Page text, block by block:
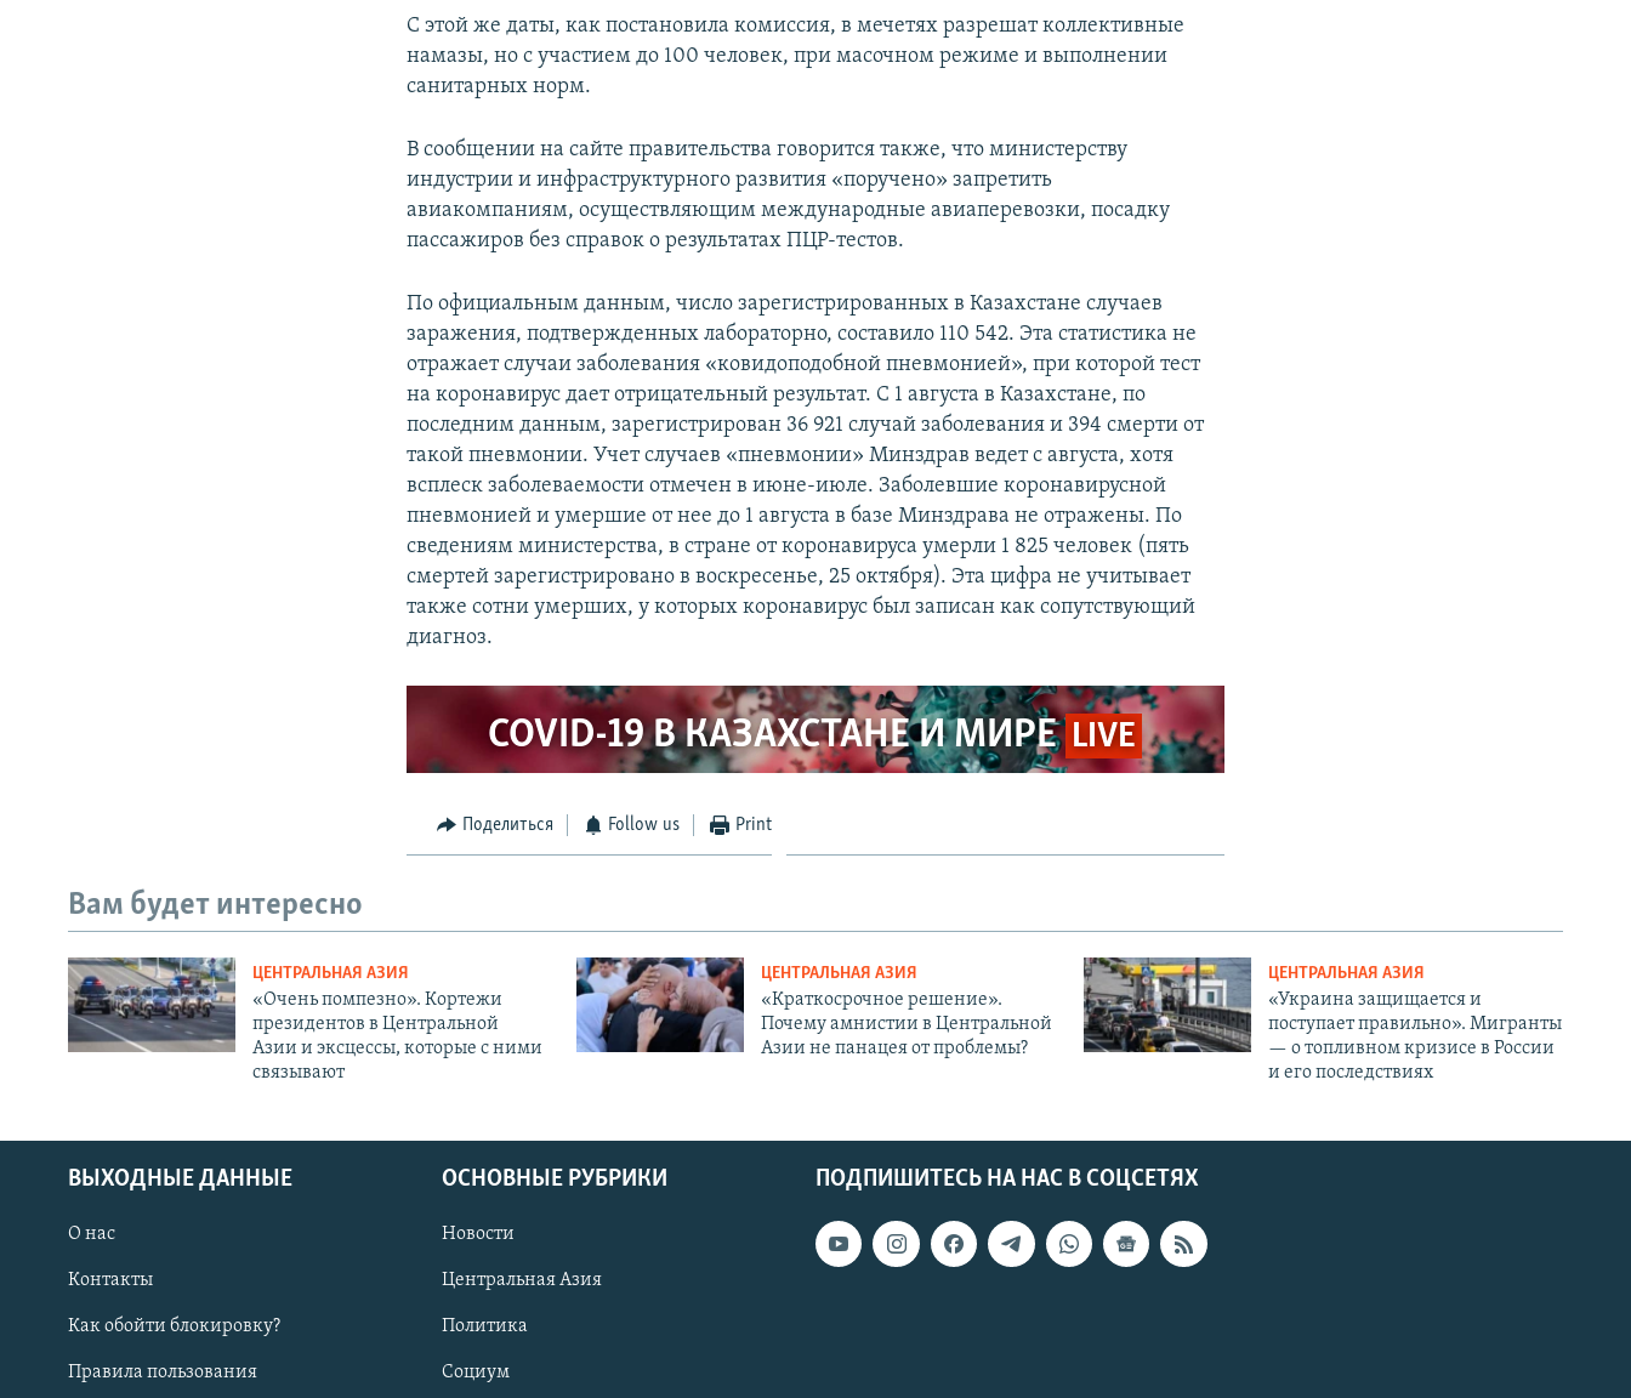
С этой же даты, как постановила комиссия, в мечетях разрешат коллективные
намазы, но с участием до 100 человек, при масочном режиме и выполнении
санитарных норм.
В сообщении на сайте правительства говорится также, что министерству
индустрии и инфраструктурного развития «поручено» запретить
авиакомпаниям, осуществляющим международные авиаперевозки, посадку
пассажиров без справок о результатах ПЦР-тестов.
По официальным данным, число зарегистрированных в Казахстане случаев
заражения, подтвержденных лабораторно, составило 110 542. Эта статистика не
отражает случаи заболевания «ковидоподобной пневмонией», при которой тест
на коронавирус дает отрицательный результат. С 1 августа в Казахстане, по
последним данным, зарегистрирован 36 921 случай заболевания и 394 смерти от
такой пневмонии. Учет случаев «пневмонии» Минздрав ведет с августа, хотя
всплеск заболеваемости отмечен в июне-июле. Заболевшие коронавирусной
пневмонией и умершие от нее до 1 августа в базе Минздрава не отражены. По
сведениям министерства, в стране от коронавируса умерли 1 825 человек (пять
смертей зарегистрировано в воскресенье, 25 октября). Эта цифра не учитывает
также сотни умерших, у которых коронавирус был записан как сопутствующий
диагноз.
COVID-19 В КАЗАХСТАНЕ И МИРЕ LIVE
Поделиться Follow us Print
Вам будет интересно
ЦЕНТРАЛЬНАЯ АЗИЯ
«Очень помпезно». Кортежи
президентов в Центральной
Азии и эксцессы, которые с ними
связывают
ЦЕНТРАЛЬНАЯ АЗИЯ
«Краткосрочное решение».
Почему амнистии в Центральной
Азии не панацея от проблемы?
ЦЕНТРАЛЬНАЯ АЗИЯ
«Украина защищается и
поступает правильно». Мигранты
— о топливном кризисе в России
и его последствиях
ПОДПИШИТЕСЬ НА НАС В СОЦСЕТЯХ
ВЫХОДНЫЕ ДАННЫЕ
О нас
Контакты
Как обойти блокировку?
Правила пользования
ОСНОВНЫЕ РУБРИКИ
Новости
Центральная Азия
Политика
Социум